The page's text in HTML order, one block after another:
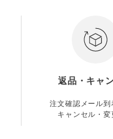
返品・キャ
注文確認メール到
キャンセル・変